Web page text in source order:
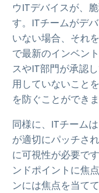
ウITデバイスが、
す。ITチームがデ
いない場合、それ
で最新のインベン
スやIT部門が承認
用していないこと
を防ぐことができま
同様に、ITチーム
が適切にパッチさ
に可視性が必要で
ンドポイントに焦
ンには焦点を当て